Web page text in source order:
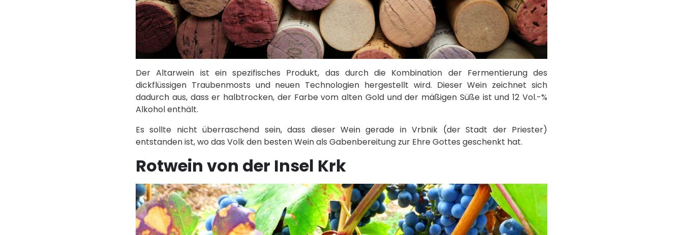
Der Altarwein ist ein spezifisches Produkt, das durch die Kombination der Fermentierung des
dickflüssigen Traubenmosts und neuen Technologien hergestellt wird. Dieser Wein zeichnet sich
dadurch aus, dass er halbtrocken, der Farbe vom alten Gold und der mäßigen Süße ist und 12 Vol.-%
Alkohol enthält.
Es sollte nicht überraschend sein, dass dieser Wein gerade in Vrbnik (der Stadt der Priester)
entstanden ist, wo das Volk den besten Wein als Gabenbereitung zur Ehre Gottes geschenkt hat.
Rotwein von der Insel Krk